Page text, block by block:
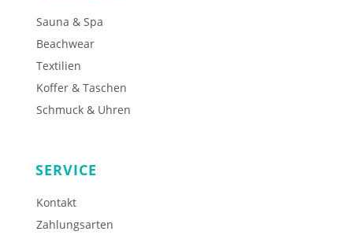
Sauna & Spa
Beachwear
Textilien
Koffer & Taschen
Schmuck & Uhren
SERVICE
Kontakt
Zahlungsarten